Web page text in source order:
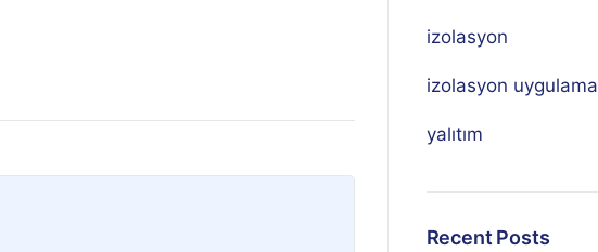
izolasyon
izolasyon uygulama
yalıtım
Recent Posts